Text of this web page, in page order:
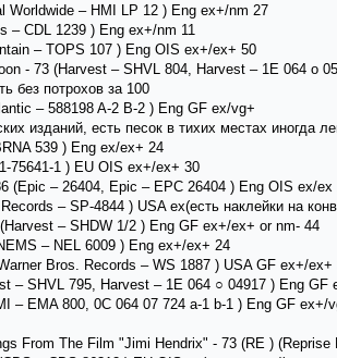
Worldwide ‎– HMI LP 12 ) Eng ex+/nm 27
‎– CDL 1239 ) Eng ex+/nm 11
‎– TOPS 107 ) Eng OIS ex+/ex+ 50
- 73 (Harvest ‎– SHVL 804, Harvest ‎– 1E 064 o
без потрохов за 100
‎– 588198 A-2 B-2 ) Eng GF ex/vg+
изданий, есть песок в тихих местах иногда
539 ) Eng ex/ex+ 24
75641-1 ) EU OIS ex+/ex+ 30
(Epic ‎– 26404, Epic ‎– EPC 26404 ) Eng OIS ex/ex
‎– SP-4844 ) USA ex(есть наклейки на
– SHDW 1/2 ) Eng GF ex+/ex+ or nm- 44
‎– NEL 6009 ) Eng ex+/ex+ 24
Bros. Records ‎– WS 1887 ) USA GF ex+/ex+
– SHVL 795, Harvest – 1E 064 ○ 04917 ) Eng GF
‎– EMA 800, 0C 064 07 724 a-1 b-1 ) Eng GF ex+/
From The Film "Jimi Hendrix" - 73 (RE )